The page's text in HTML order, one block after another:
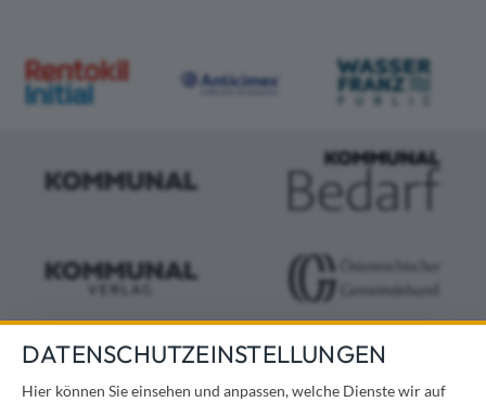
KONTAKT
DATENSCHUTZEINSTELLUNGEN
Hier können Sie einsehen und anpassen, welche Dienste wir auf